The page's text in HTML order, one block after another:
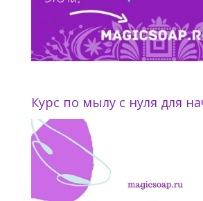
Курс по мылу с нуля для